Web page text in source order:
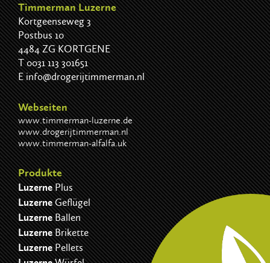
Timmerman Luzerne
Kortgeenseweg 3
Postbus 10
4484 ZG KORTGENE
T0031 113 301651
Einfo@drogerijtimmerman.nl
Webseiten
www.timmerman-luzerne.de
www.drogerijtimmerman.nl
www.timmerman-alfalfa.uk
Produkte
LuzernePlus
LuzerneGeflügel
LuzerneBallen
LuzerneBrikette
LuzernePellets